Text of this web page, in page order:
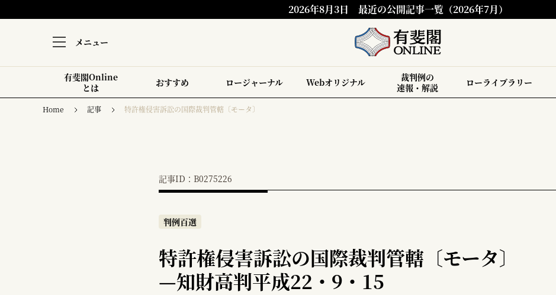
2026年8月3日 最近の公開記事一覧（2026年7月）
メニュー
有斐閣Online
とは
おすすめ ロージャーナル Webオリジナル
裁判例の
速報・解説
ローライブラリー
Home 記事 特許権侵害訴訟の国際裁判管轄〔モータ〕
記事ID：B0275226
判例百選
特許権侵害訴訟の国際裁判管轄〔モータ〕
—知財高判平成22・9・15